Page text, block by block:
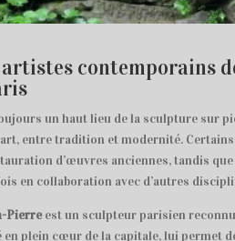
contemporains
un haut lieu de la sculpture sur
entre tradition et modernité. Certains
d’œuvres anciennes, tandis que
en collaboration avec d’autres
Pierreest un sculpteur parisien
en plein cœur de la capitale, lui permet